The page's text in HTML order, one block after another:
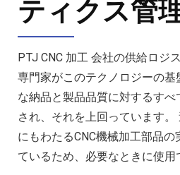
ティクス管
PTJ CNC 加工 会社の供給ロジ
専門家がこのテクノロジーの
な納品と製品品質に対するす
され、それを上回っています
にもわたるCNC機械加工部品
ているため、必要なときに使用